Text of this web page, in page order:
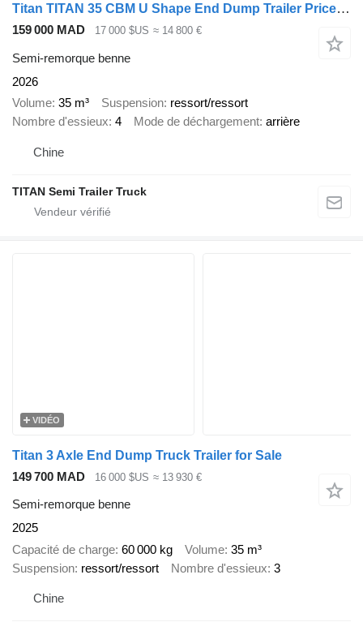
Titan TITAN 35 CBM U Shape End Dump Trailer Price in Trinidad
159 000 MAD 17 000 $US ≈ 14 800 €
Semi-remorque benne
2026
Volume 35 m³ Suspension ressort/ressort
Nombre d'essieux 4 Mode de déchargement arrière
Chine
TITAN Semi Trailer Truck
VIDÉO
Titan 3 Axle End Dump Truck Trailer for Sale
149 700 MAD
16 000 $US ≈ 13 930 €
Semi-remorque benne
2025
Capacité de charge 60 000 kg Volume 35 m³
Suspension ressort/ressort Nombre d'essieux 3
Chine